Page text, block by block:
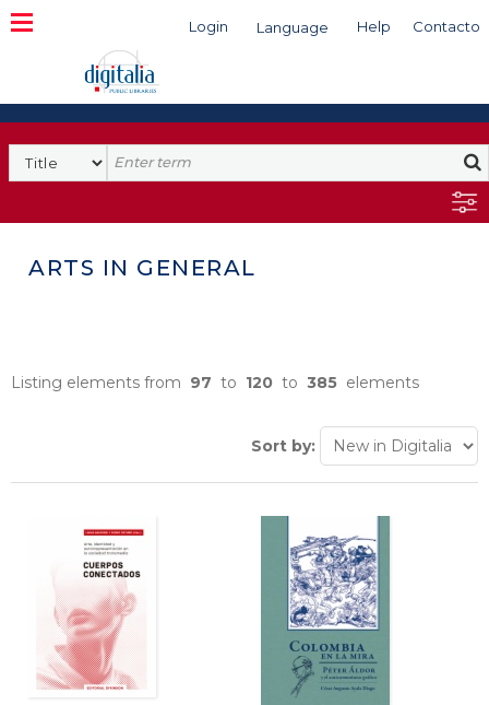
Login Language Help Contacto
Search
ARTS IN GENERAL
Listing elements from 97 to 120 to 385 elements
Sort by: